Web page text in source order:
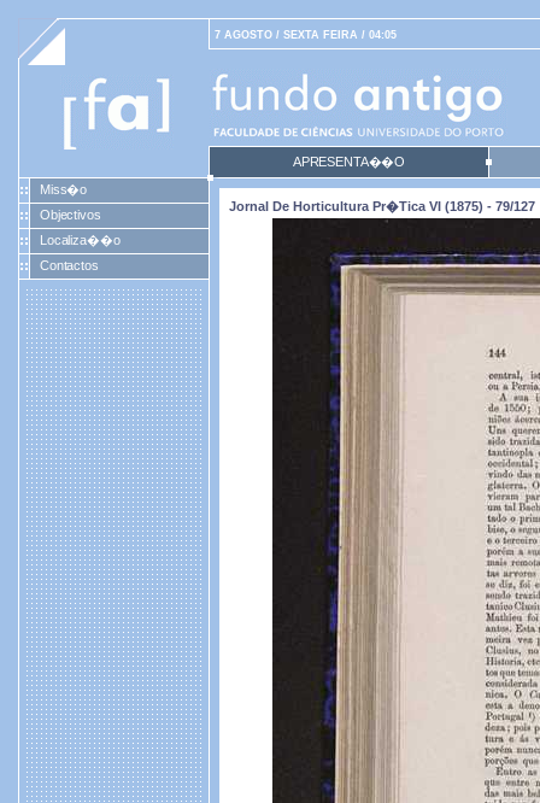
7 AGOSTO / SEXTA FEIRA / 04:05
APRESENTA��O
Miss�o
Objectivos
Localiza��o
Contactos
Jornal De Horticultura Pr�tica VI (1875) - 79/127